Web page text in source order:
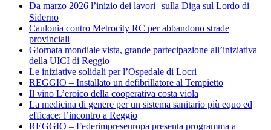
Da marzo 2026 l’inizio dei lavori sulla Diga sul Lordo di
Siderno
Caulonia contro Metrocity RC per abbandono strade
provinciali
Giornata mondiale vista, grande partecipazione all’iniziativa
della UICI di Reggio
Le iniziative solidali per l’Ospedale di Locri
REGGIO – Installato un defibrillatore al Tempietto
Il vino L’eroico della cooperativa costa viola
La medicina di genere per un sistema sanitario più equo ed
efficace: l’incontro a Reggio
REGGIO – Federimpreseuropa presenta programma a